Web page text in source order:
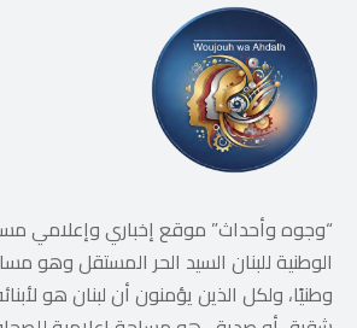
“وجوه وأحداث” موقع إخباري وإعلامي
الوطنية للبنان السيد الحر المستقل وهو
وطنيًا، ولكل الذين يؤمنون أن لبنان هو